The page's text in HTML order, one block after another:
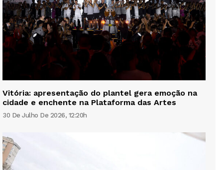
Vitória: apresentação do plantel gera emoção na
cidade e enchente na Plataforma das Artes
30 De Julho De 2026, 12:20h